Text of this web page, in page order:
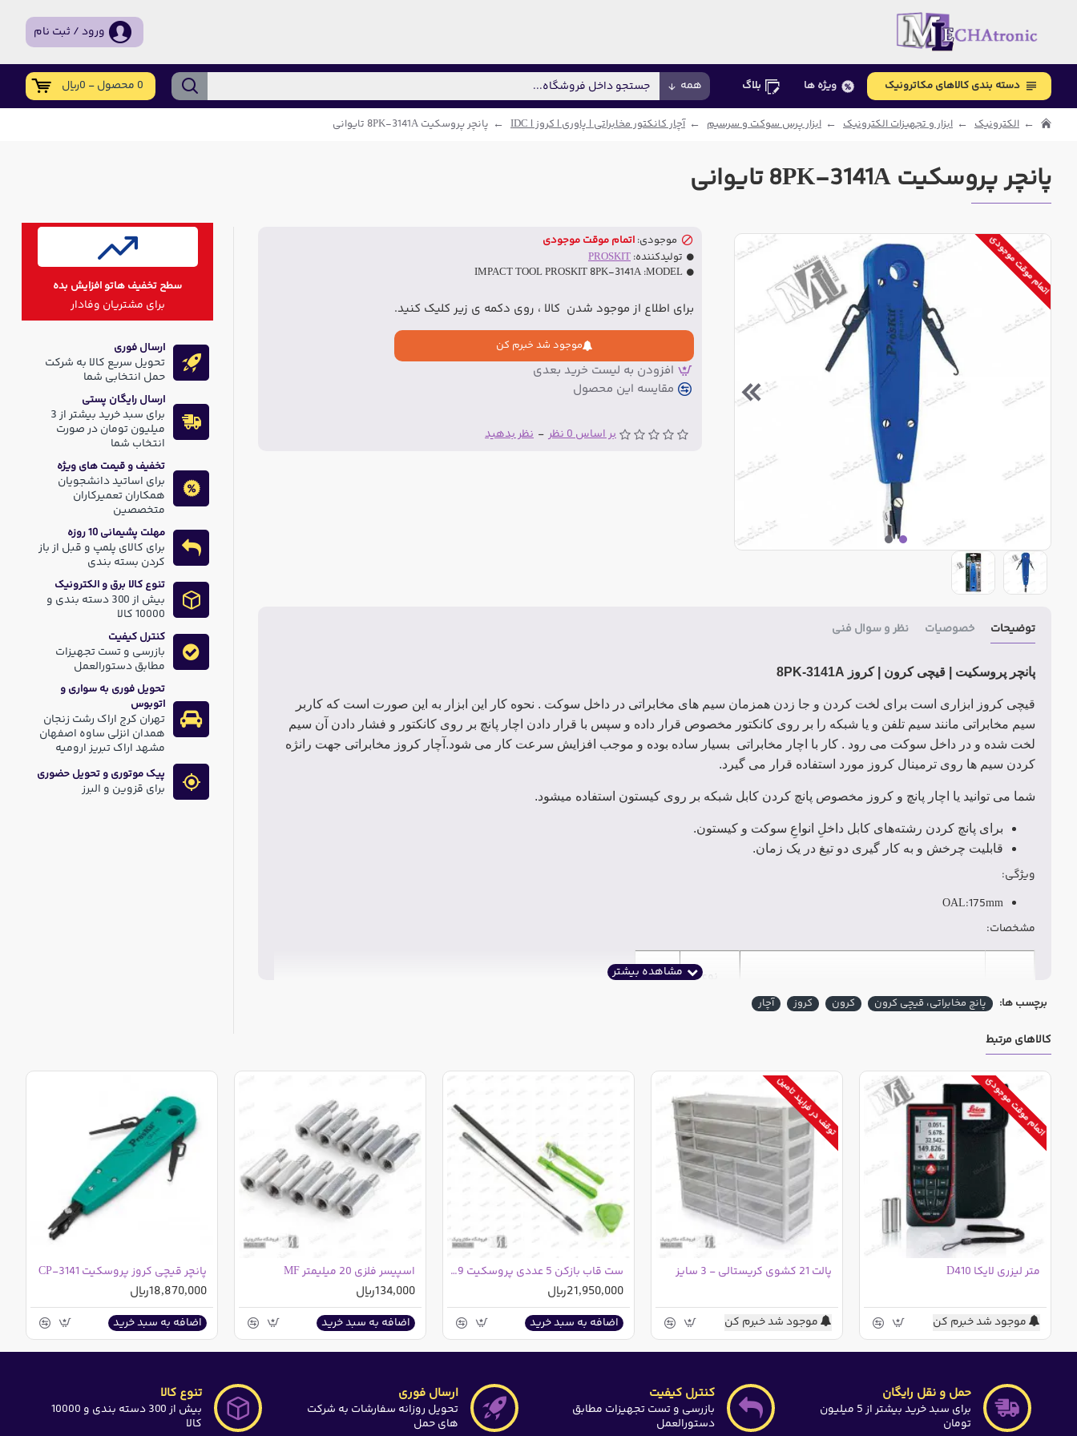
ورود / ثبت نام
دسته بندی کالاهای مکاترونیک ویژه ها بلاگ همه 0 محصول - 0ریال
الکترونیک ابزار و تجهیزات الکترونیک ابزار پرس سوکت و سرسیم آچار کانکتور مخابراتی | پاوری | کروز | IDC پانچر پروسکیت 8PK-3141A تایوانی
پانچر پروسکیت 8PK-3141A تایوانی
اتمام موقت موجودی
بر اساس 0 نظر - نظر بدهید
موجودی: اتمام موقت موجودی
تولیدکننده: PROSKIT
MODEL:
IMPACT TOOL PROSKIT 8PK-3141A
برای اطلاع از موجود شدن کالا ، روی دکمه ی زیر کلیک کنید.
موجود شد خبرم کن
افزودن به لیست خرید بعدی
مقایسه این محصول
توضیحات خصوصیات نظر و سوال فنی
پانچر پروسکیت | قیچی کرون | کروز 8PK-3141A
قیچی کروز ابزاری است برای لخت کردن و جا زدن همزمان سیم های مخابراتی در داخل سوکت . نحوه کار این ابزار به این صورت است که کاربر
سیم مخابراتی مانند سیم تلفن و یا شبکه را بر روی کانکتور مخصوص قرار داده و سپس با قرار دادن اچار پانچ بر روی کانکتور و فشار دادن آن سیم
لخت شده و در داخل سوکت می رود . کار با اچار مخابراتی بسیار ساده بوده و موجب افزایش سرعت کار می شود.آچار کروز مخابراتی جهت رانژه
کردن سیم ها روی ترمینال کروز مورد استفاده قرار می گیرد.
شما می توانید یا اچار پانچ و کروز مخصوص پانچ کردن کابل شبکه بر روی کیستون استفاده میشود.
برای پانچ کردن رشته‌های کابل داخلِ انواعِ سوکت و کیستون.
قابلیت چرخش و به کار گیری دو تیغ در یک زمان.
ویژگی:
OAL:175mm
مشخصات:
نوع
بسته
های
65Mn
بدنه:
ABS
(پیچگوشتی و عملکرد سیم کشش)
KRONE
برچسب ها: پانچ مخابراتی، قیچی کرون کرون کروز آچار
سطح تخفیف هاتو افزایش بده
برای مشتریان وفادار
ارسال فوری
تحویل سریع کالا به شرکت
حمل انتخابی شما
ارسال رایگان پستی
برای سبد خرید بیشتر از 3
میلیون تومان در صورت
انتخاب شما
تخفیف و قیمت های ویژه
برای اساتید دانشجویان
همکاران تعمیرکاران
متخصصین
مهلت پشیمانی 10 روزه
برای کالای پلمپ و قبل از باز
کردن بسته بندی
تنوع کالا برق و الکترونیک
بیش از 300 دسته بندی و
10000 کالا
کنترل کیفیت
بازرسی و تست تجهیزات
مطابق دستورالعمل
تحویل فوری به سواری و
اتوبوس
تهران کرج اراک رشت زنجان
همدان انزلی ساوه اصفهان
مشهد اراک تبریز ارومیه
پیک موتوری و تحویل حضوری
برای قزوین و البرز
کالاهای مرتبط
اتمام موقت موجودی
متر لیزری لایکا D410
موجود شد خبرم کن
توقف در فرایند تامین
پالت 21 کشوی کریستالی - 3 سایز
موجود شد خبرم کن
ست قاب بازکن 5 عددی پروسکیت 1PK-3179 تایوانی
21,950,000ریال
اضافه به سبد خرید
اسپیسر فلزی 20 میلیمتر MF
134,000ریال
اضافه به سبد خرید
پانچر قیچی کروز پروسکیت CP-3141
18,870,000ریال
اضافه به سبد خرید
حمل و نقل رایگان
برای سبد خرید بیشتر از 5 میلیون
تومان
کنترل کیفیت
بازرسی و تست تجهیزات مطابق
دستورالعمل
ارسال فوری
تحویل روزانه سفارشات به شرکت
های حمل
تنوع کالا
بیش از 300 دسته بندی و 10000
کالا